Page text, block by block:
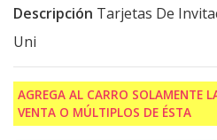
Descripción Tarjetas De
Uni
AGREGA AL CARRO SOLAMENTE
VENTA O MÚLTIPLOS DE ÉSTA